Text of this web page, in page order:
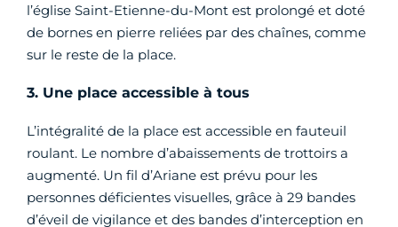
l’église Saint-Etienne-du-Mont est prolongé et doté
de bornes en pierre reliées par des chaînes, comme
sur le reste de la place.
3. Une place accessible à tous
L’intégralité de la place est accessible en fauteuil
roulant. Le nombre d’abaissements de trottoirs a
augmenté. Un fil d’Ariane est prévu pour les
personnes déficientes visuelles, grâce à 29 bandes
d’éveil de vigilance et des bandes d’interception en